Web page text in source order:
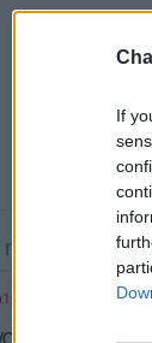
If
mé zdi